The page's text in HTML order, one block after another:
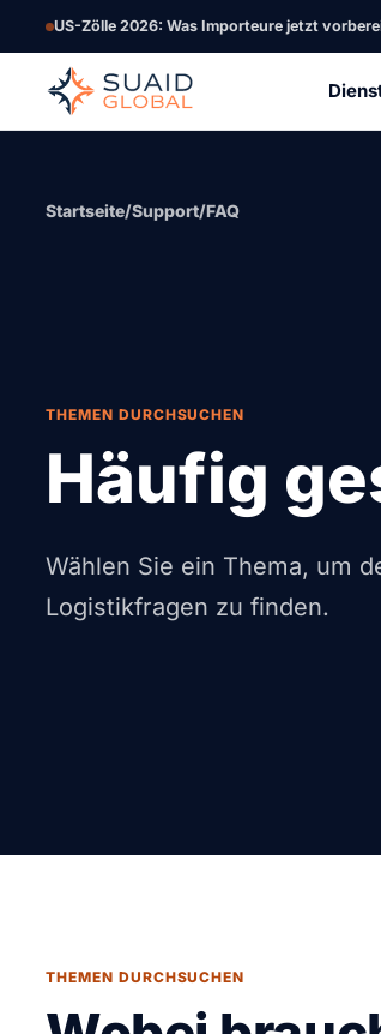
US-Zölle 2026: Was Importeure jetzt
Startseite/Support/FAQ
THEMEN DURCHSUCHEN
Häufig
Wählen Sie ein Thema, um
Logistikfragen zu finden.
THEMEN DURCHSUCHEN